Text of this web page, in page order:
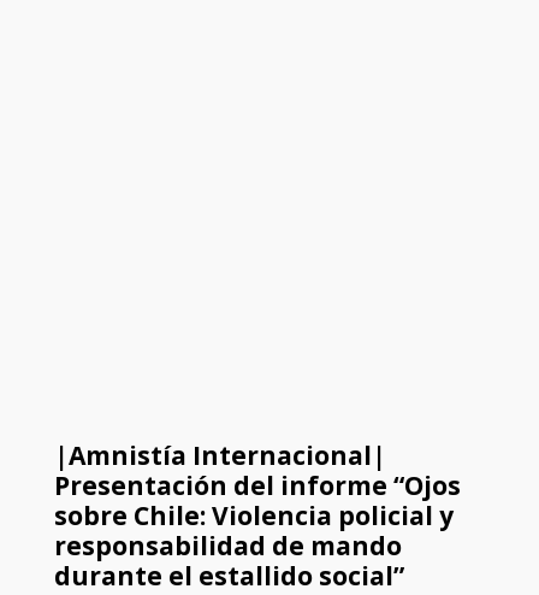
|Amnistía Internacional|
Presentación del informe “Ojos
sobre Chile: Violencia policial y
responsabilidad de mando
durante el estallido social”